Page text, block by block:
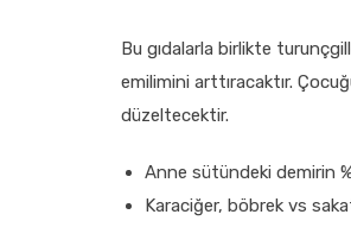
Bu gıdalarla birlikte
emilimini arttıracaktır.
düzeltecektir.
Anne sütündeki demirin
Karaciğer, böbrek vs